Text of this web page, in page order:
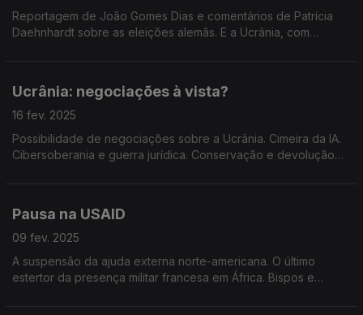
Reportagem de João Gomes Dias e comentários de Patrícia
Daehnhardt sobre as eleições alemãs. E a Ucrânia, com
Ucrânia: negociações à vista?
16 fev. 2025
Possibilidade de negociações sobre a Ucrânia. Cimeira da IA.
Cibersoberania e guerra jurídica. Conservação e devolução
Pausa na USAID
09 fev. 2025
A suspensão da ajuda externa norte-americana. O último
estertor da presença militar francesa em África. Bispos e